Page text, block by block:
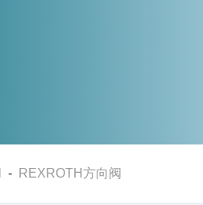
- REXROTH方向阀